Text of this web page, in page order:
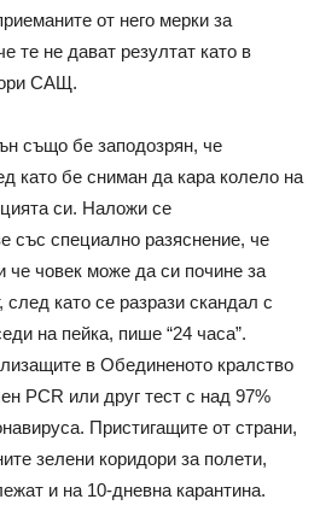
от него мерки за
те не дават резултат като в
САЩ.
също бе заподозрян, че
като бе сниман да кара колело на
си. Наложи се
със специално разяснение, че
че човек може да си почине за
след като се разрази скандал с
на пейка, пише “24 часа”.
в Обединеното кралство
PCR или друг тест с над 97%
Пристигащите от страни,
зелени коридори за полети,
и на 10-дневна карантина.